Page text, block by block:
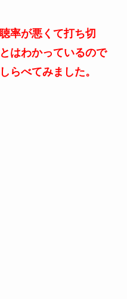
率が悪くて打ち切
はわかっているので
らべてみました。